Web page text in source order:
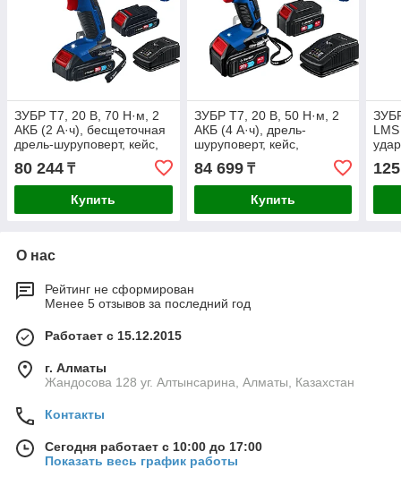
ЗУБР Т7, 20 В, 70 Н·м, 2
АКБ (2 А·ч), бесщеточная
дрель-шуруповерт, кейс,
Профессионал (DB-201-
22)
80 244 ₸
Купить
ЗУБР Т7, 20 В, 50 Н·м, 2
АКБ (4 А·ч), дрель-
шуруповерт, кейс,
Профессионал (DL-201-
42)
84 699₸
Купить
70-
О нас
Рейтинг не сформирован
Менее 5 отзывов за последний год
Работает с 15.12.2015
г. Алматы
Жандосова 128 уг. Алтынсарина, Алматы, Казахстан
Контакты
Сегодня работает с 10:00 до 17:00
Показать весь график работы